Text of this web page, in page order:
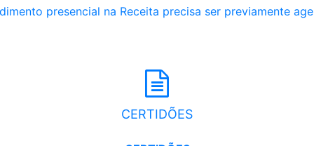
presencial na Receita precisa ser previamente
CERTIDÕES